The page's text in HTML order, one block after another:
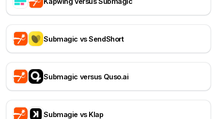
Submagic vs SendShort
Submagic versus Quso.ai
Submagie vs Klap